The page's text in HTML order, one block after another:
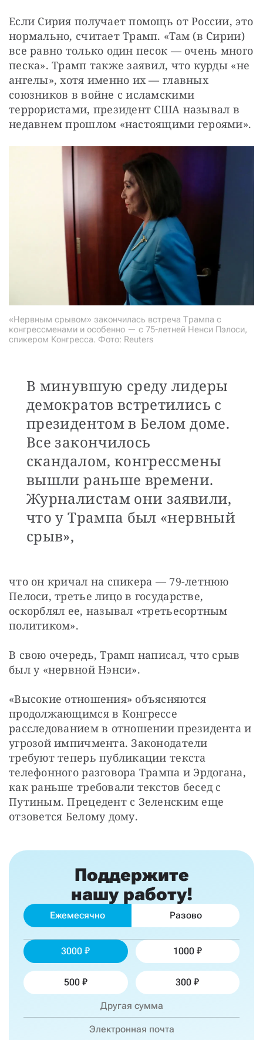
Если Сирия получает помощь от России, это
нормально, считает Трамп. «Там (в Сирии)
все равно только один песок — очень много
песка». Трамп также заявил, что курды «не
ангелы», хотя именно их — главных
союзников в войне с исламскими
террористами, президент США называл в
недавнем прошлом «настоящими героями».
«Нервным срывом» закончилась встреча Трампа с
конгрессменами и особенно — с 75-летней Ненси Пэлоси,
спикером Конгресса. Фото: Reuters
В минувшую среду лидеры
демократов встретились с
президентом в Белом доме.
Все закончилось
скандалом, конгрессмены
вышли раньше времени.
Журналистам они заявили,
что у Трампа был «нервный
срыв»,
что он кричал на спикера — 79-летнюю
Пелоси, третье лицо в государстве,
оскорблял ее, называл «третьесортным
политиком».
В свою очередь, Трамп написал, что срыв
был у «нервной Нэнси».
«Высокие отношения» объясняются
продолжающимся в Конгрессе
расследованием в отношении президента и
угрозой импичмента. Законодатели
требуют теперь публикации текста
телефонного разговора Трампа и Эрдогана,
как раньше требовали текстов бесед с
Путиным. Прецедент с Зеленским еще
отзовется Белому дому.
Поддержите
нашу работу!
Ежемесячно Разово
3000 1000
500 300